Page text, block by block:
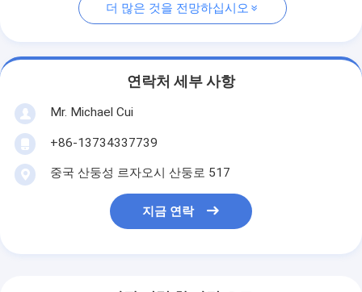
더 많은 것을 전망하십시오
연락처 세부 사항
Mr. Michael Cui
+86-13734337739
중국 산둥성 르자오시 산둥로 517
지금 연락